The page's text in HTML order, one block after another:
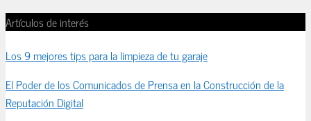
Artículos de interés
Los 9 mejores tips para la limpieza de tu garaje
El Poder de los Comunicados de Prensa en la Construcción de la
Reputación Digital